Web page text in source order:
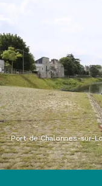
Port de Chalonnes-sur-